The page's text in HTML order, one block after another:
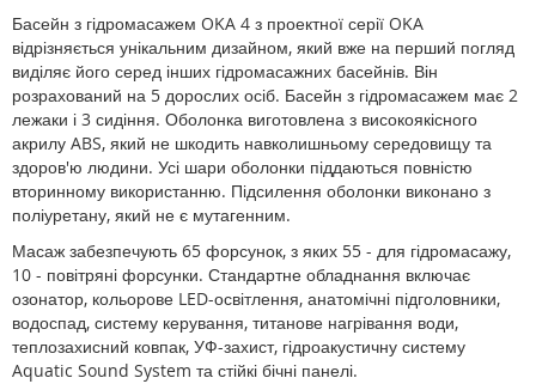
Басейн з гідромасажем OKA 4 з проектної серії OKA
відрізняється унікальним дизайном, який вже на перший погляд
виділяє його серед інших гідромасажних басейнів. Він
розрахований на 5 дорослих осіб. Басейн з гідромасажем має 2
лежаки і 3 сидіння. Оболонка виготовлена з високоякісного
акрилу ABS, який не шкодить навколишньому середовищу та
здоров'ю людини. Усі шари оболонки піддаються повністю
вторинному використанню. Підсилення оболонки виконано з
поліуретану, який не є мутагенним.
Масаж забезпечують 65 форсунок, з яких 55 - для гідромасажу,
10 - повітряні форсунки. Стандартне обладнання включає
озонатор, кольорове LED-освітлення, анатомічні підголовники,
водоспад, систему керування, титанове нагрівання води,
теплозахисний ковпак, УФ-захист, гідроакустичну систему
Aquatic Sound System та стійкі бічні панелі.